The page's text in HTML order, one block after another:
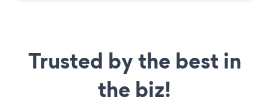
Trusted by the best in
the biz!